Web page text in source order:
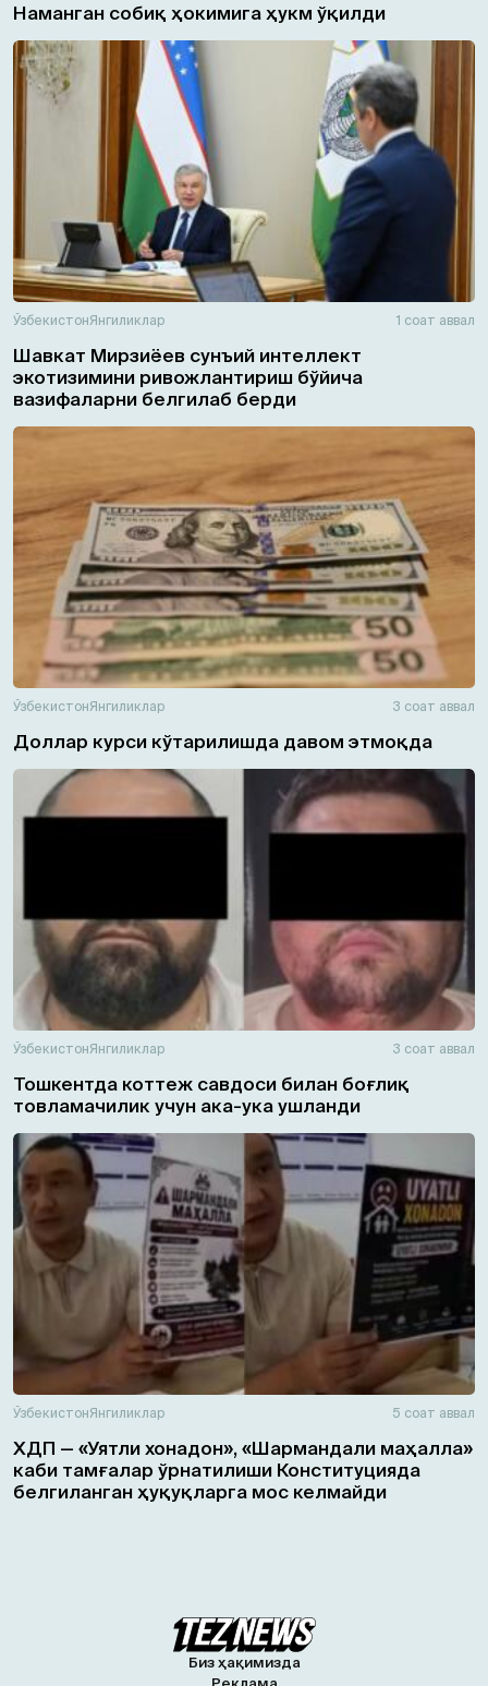
Наманган собиқ ҳокимига ҳукм ўқилди
ЎзбекистонЯнгиликлар 1 соат аввал
Шавкат Мирзиёев сунъий интеллект
экотизимини ривожлантириш бўйича
вазифаларни белгилаб берди
ЎзбекистонЯнгиликлар 3 соат аввал
Доллар курси кўтарилишда давом этмоқда
ЎзбекистонЯнгиликлар 3 соат аввал
Тошкентда коттеж савдоси билан боғлиқ
товламачилик учун ака-ука ушланди
ЎзбекистонЯнгиликлар 5 соат аввал
ХДП — «Уятли хонадон», «Шармандали маҳалла»
каби тамғалар ўрнатилиши Конституцияда
белгиланган ҳуқуқларга мос келмайди
Биз ҳақимизда